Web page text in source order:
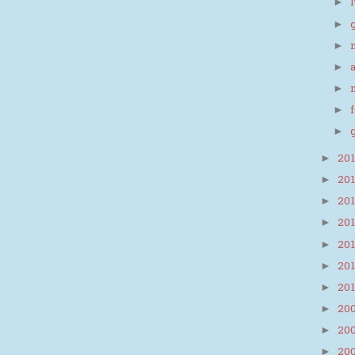
►
►
►
►
►
►
►
►
►
►
►
►
►
►
►
►